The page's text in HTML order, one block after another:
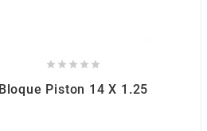
    
Bloque Piston 14 X 1.25